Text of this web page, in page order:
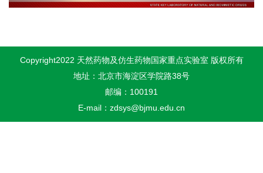
Copyright2022 天然药物及仿生药物国家重点实验室 版权所有
地址：北京市海淀区学院路38号
邮编：100191
E-mail：zdsys@bjmu.edu.cn